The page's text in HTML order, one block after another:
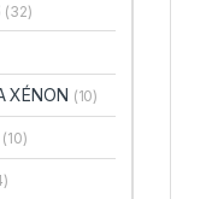
(32)
XÉNON (10)
(10)